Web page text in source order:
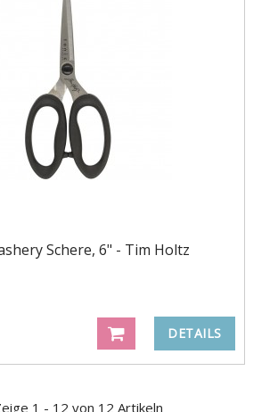
Schere, 6" - Tim Holtz
DETAILS
1 - 12 von 12 Artikeln